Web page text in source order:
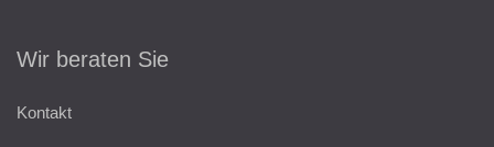
Wir beraten Sie
Kontakt